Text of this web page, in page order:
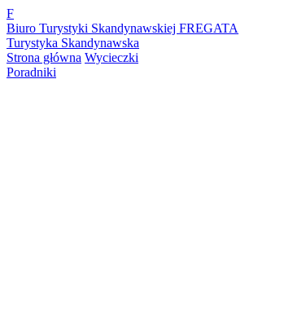
F
Biuro Turystyki Skandynawskiej FREGATA
Turystyka Skandynawska
Strona główna Wycieczki
Poradniki